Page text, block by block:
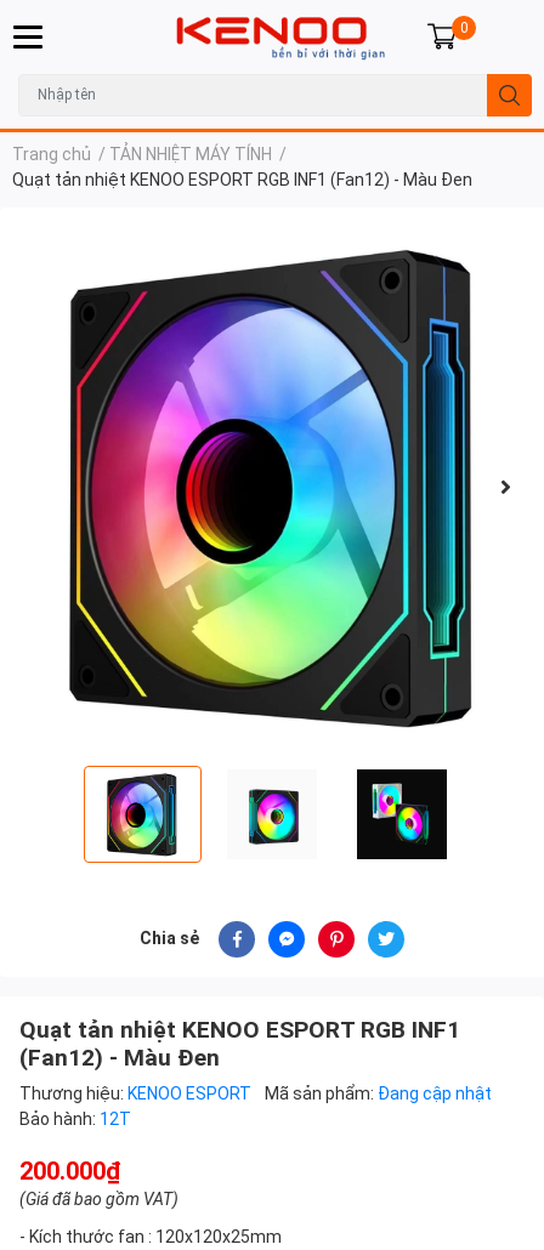
0
Trang chủ / TẢN NHIỆT MÁY TÍNH /
Quạt tản nhiệt KENOO ESPORT RGB INF1 (Fan12) - Màu Đen
Chia sẻ
Quạt tản nhiệt KENOO ESPORT RGB INF1
(Fan12) - Màu Đen
Thương hiệu: KENOO ESPORT Mã sản phẩm: Đang cập nhật
Bảo hành: 12T
200.000₫
(Giá đã bao gồm VAT)
- Kích thước fan : 120x120x25mm